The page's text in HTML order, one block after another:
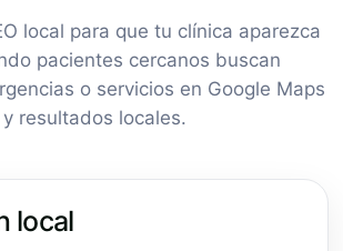
local para que tu clínica aparezca
pacientes cercanos buscan
o servicios en Google Maps
y resultados locales.
local